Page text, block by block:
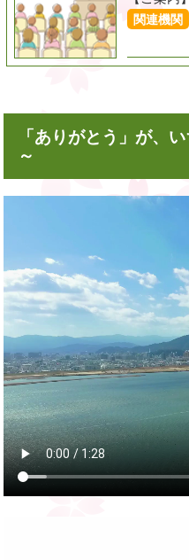
関連機関
「ありがとう」が、
～